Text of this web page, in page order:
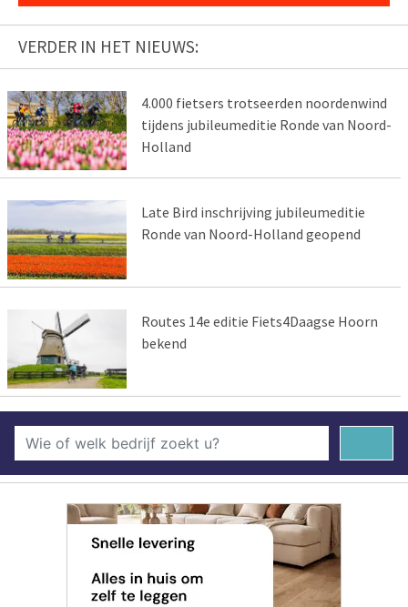
VERDER IN HET NIEUWS:
4.000 fietsers trotseerden noordenwind
tijdens jubileumeditie Ronde van Noord-
Holland
Late Bird inschrijving jubileumeditie
Ronde van Noord-Holland geopend
Routes 14e editie Fiets4Daagse Hoorn
bekend